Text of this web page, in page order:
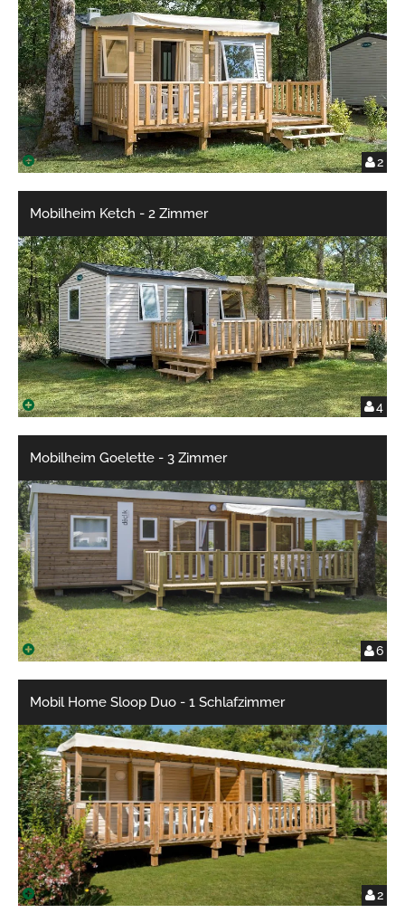
2
4
Mobilheim Ketch - 2 Zimmer
6
Mobilheim Goelette - 3 Zimmer
2
Mobil Home Sloop Duo - 1 Schlafzimmer